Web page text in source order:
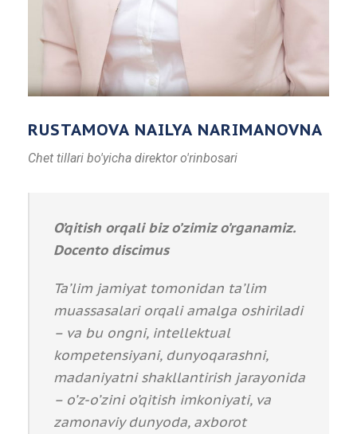
RUSTAMOVA NAILYA NARIMANOVNA
Chet tillari bo'yicha direktor o'rinbosari
O’qitish orqali biz o’zimiz o’rganamiz.
Docento discimus
Ta’lim jamiyat tomonidan ta’lim
muassasalari orqali amalga oshiriladi
– va bu ongni, intellektual
kompetensiyani, dunyoqarashni,
madaniyatni shakllantirish jarayonida
– o’z-o’zini o’qitish imkoniyati, va
zamonaviy dunyoda, axborot